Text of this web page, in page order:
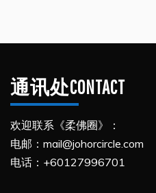
通讯处CONTACT
欢迎联系《柔佛圈》：
电邮：mail@johorcircle.com
电话：+60127996701